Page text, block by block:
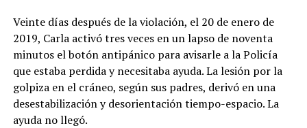
Veinte días después de la violación, el 20 de enero de
2019, Carla activó tres veces en un lapso de noventa
minutos el botón antipánico para avisarle a la Policía
que estaba perdida y necesitaba ayuda. La lesión por la
golpiza en el cráneo, según sus padres, derivó en una
desestabilización y desorientación tiempo-espacio. La
ayuda no llegó.